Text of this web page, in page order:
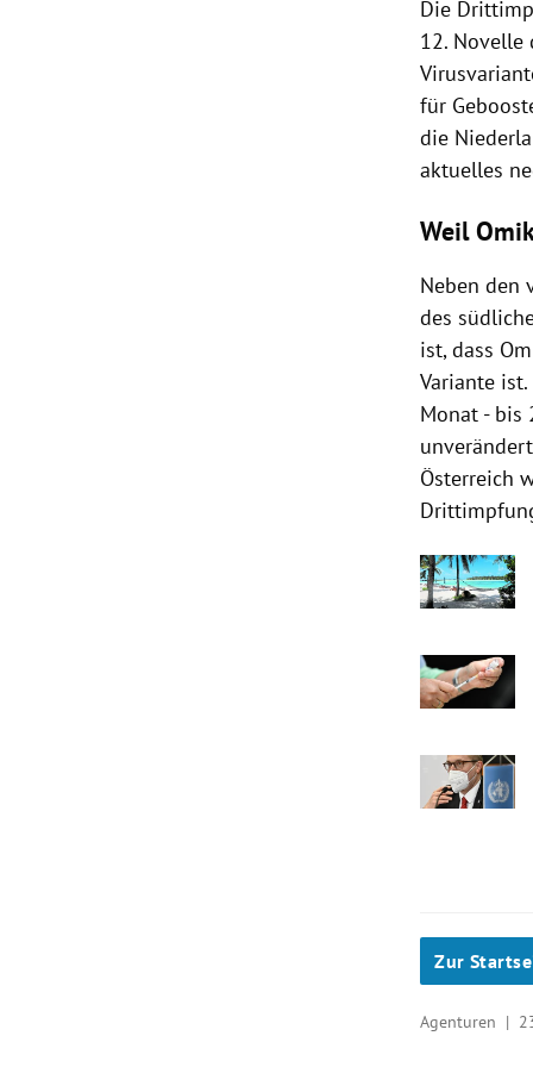
Die
12. Novelle
für
die
aktuelles
Weil
Neben den
des
ist, dass
Variante
Monat - bis
Österreich
Zur
Agenturen |